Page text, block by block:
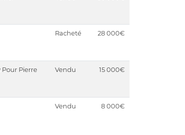
Racheté 28 000€
Pour Pierre
Vendu 15 000€
Vendu 8 000€